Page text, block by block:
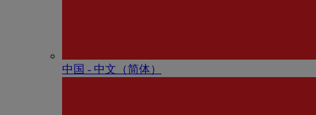
中国 - 中⽂（简体）